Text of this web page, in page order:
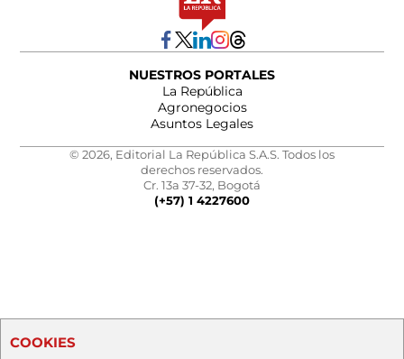
NUESTROS PORTALES
La República
Agronegocios
Asuntos Legales
© 2026, Editorial La República S.A.S. Todos los
derechos reservados.
Cr. 13a 37-32, Bogotá
(+57) 1 4227600
COOKIES